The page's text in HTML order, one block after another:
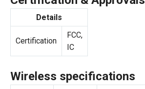
Details
Certification
FCC,
IC
Wireless specifications